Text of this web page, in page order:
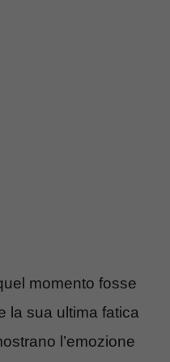
momento fosse
la sua ultima fatica
l’emozione